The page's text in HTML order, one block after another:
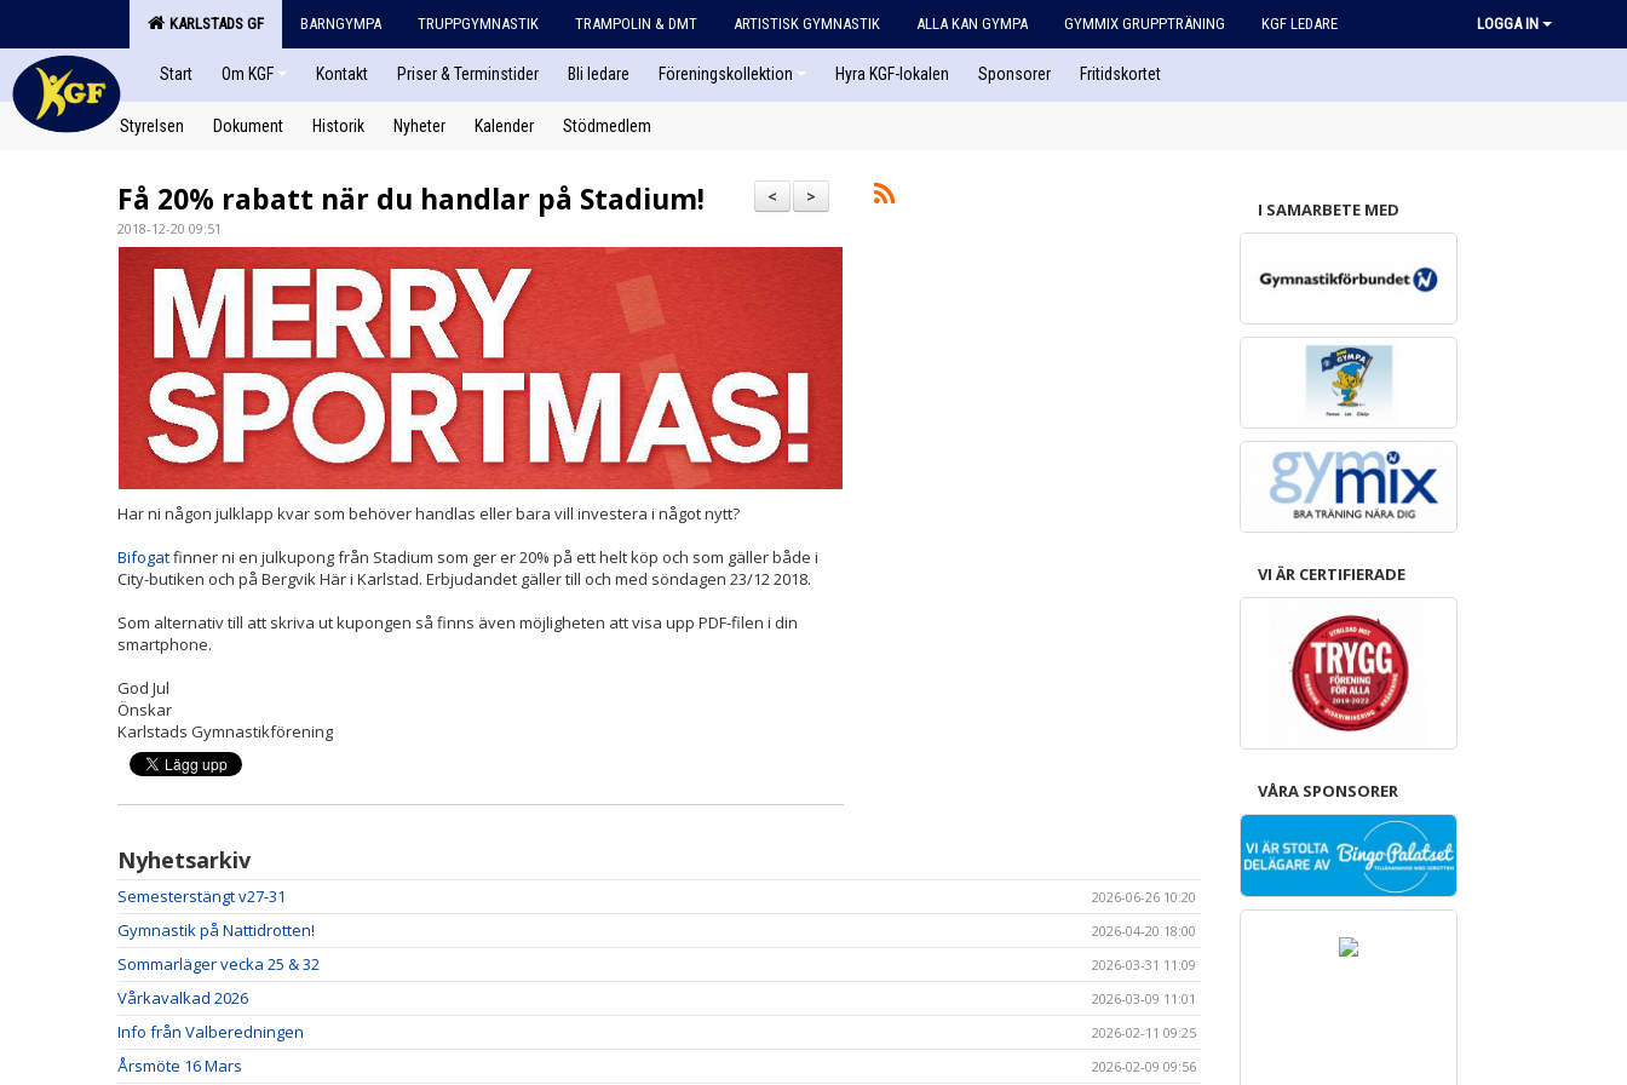
KARLSTADS GF BARNGYMPA TRUPPGYMNASTIK TRAMPOLIN & DMT ARTISTISK GYMNASTIK ALLA KAN GYMPA GYMMIX GRUPPTRÄNING KGF LEDARE LOGGA IN
Start Om KGF Kontakt Priser & Terminstider Bli ledare Föreningskollektion Hyra KGF-lokalen Sponsorer Fritidskortet
Styrelsen Dokument Historik Nyheter Kalender Stödmedlem
>
<
Få 20% rabatt när du handlar på Stadium!
2018-12-20 09:51
Har ni någon julklapp kvar som behöver handlas eller bara vill investera i något nytt?
Bifogatfinner ni en julkupong från Stadium som ger er 20% på ett helt köp och som gäller både i
City-butiken och på Bergvik Här i Karlstad. Erbjudandet gäller till och med söndagen 23/12 2018.
Som alternativ till att skriva ut kupongen så finns även möjligheten att visa upp PDF-filen i din
smartphone.
God Jul
Önskar
Karlstads Gymnastikförening
Nyhetsarkiv
Semesterstängt v27-31 2026-06-26 10:20
Gymnastik på Nattidrotten! 2026-04-20 18:00
Sommarläger vecka 25 & 32 2026-03-31 11:09
Vårkavalkad 2026 2026-03-09 11:01
Info från Valberedningen 2026-02-11 09:25
Årsmöte 16 Mars 2026-02-09 09:56
I SAMARBETE MED
VI ÄR CERTIFIERADE
VÅRA SPONSORER